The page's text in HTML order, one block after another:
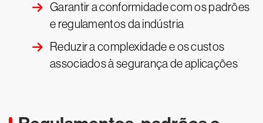
Garantir a conformidade com os padrões
e regulamentos da indústria
Reduzir a complexidade e os custos
associados à segurança de aplicações